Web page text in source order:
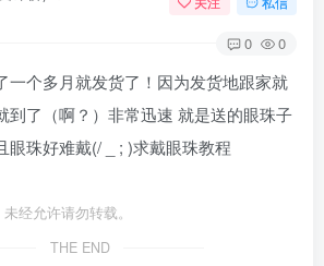
0 0
一个多月就发货了！因为发货地跟家就
到了（啊？）非常迅速 就是送的眼珠子
眼珠好难戴(/ _ ; )求戴眼珠教程
经允许请勿转载。
THE END